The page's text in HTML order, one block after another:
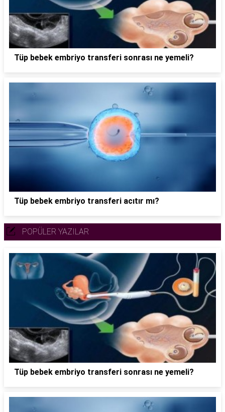
Tüp bebek embriyo transferi sonrası ne yemeli?
Tüp bebek embriyo transferi acıtır mı?
POPÜLER YAZILAR
Tüp bebek embriyo transferi sonrası ne yemeli?